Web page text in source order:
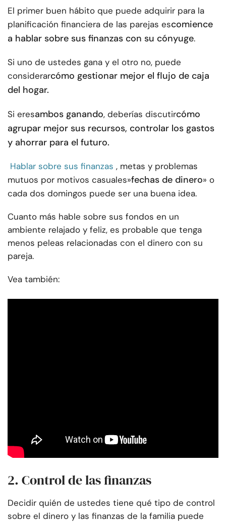
El primer buen hábito que puede adquirir para la
planificación financiera de las parejas escomience
a hablar sobre sus finanzas con su cónyuge.
Si uno de ustedes gana y el otro no, puede
considerarcómo gestionar mejor el flujo de caja
del hogar.
Si eresambos ganando, deberías discutircómo
agrupar mejor sus recursos, controlar los gastos
y ahorrar para el futuro.
Hablar sobre sus finanzas , metas y problemas
mutuos por motivos casuales»fechas de dinero» o
cada dos domingos puede ser una buena idea.
Cuanto más hable sobre sus fondos en un
ambiente relajado y feliz, es probable que tenga
menos peleas relacionadas con el dinero con su
pareja.
Vea también:
2. Control de las finanzas
Decidir quién de ustedes tiene qué tipo de control
sobre el dinero y las finanzas de la familia puede